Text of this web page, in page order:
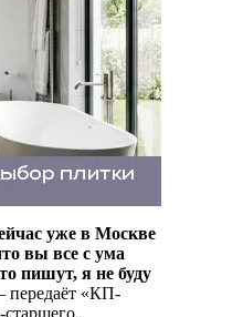
уже в Москве
вы все с ума
пишут, я не буду
передаёт «КП-
старшего.